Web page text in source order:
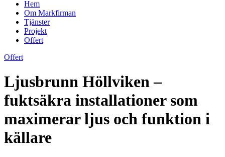
Hem
Om Markfirman
Tjänster
Projekt
Offert
Offert
Ljusbrunn Höllviken –
fuktsäkra installationer som
maximerar ljus och funktion i
källare